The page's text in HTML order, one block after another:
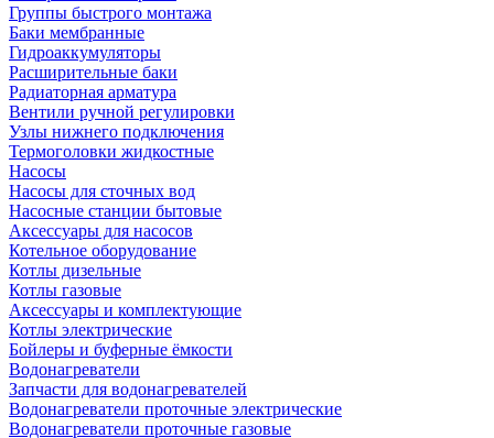
Группы быстрого монтажа
Баки мембранные
Гидроаккумуляторы
Расширительные баки
Радиаторная арматура
Вентили ручной регулировки
Узлы нижнего подключения
Термоголовки жидкостные
Насосы
Насосы для сточных вод
Насосные станции бытовые
Аксессуары для насосов
Котельное оборудование
Котлы дизельные
Котлы газовые
Аксессуары и комплектующие
Котлы электрические
Бойлеры и буферные ёмкости
Водонагреватели
Запчасти для водонагревателей
Водонагреватели проточные электрические
Водонагреватели проточные газовые